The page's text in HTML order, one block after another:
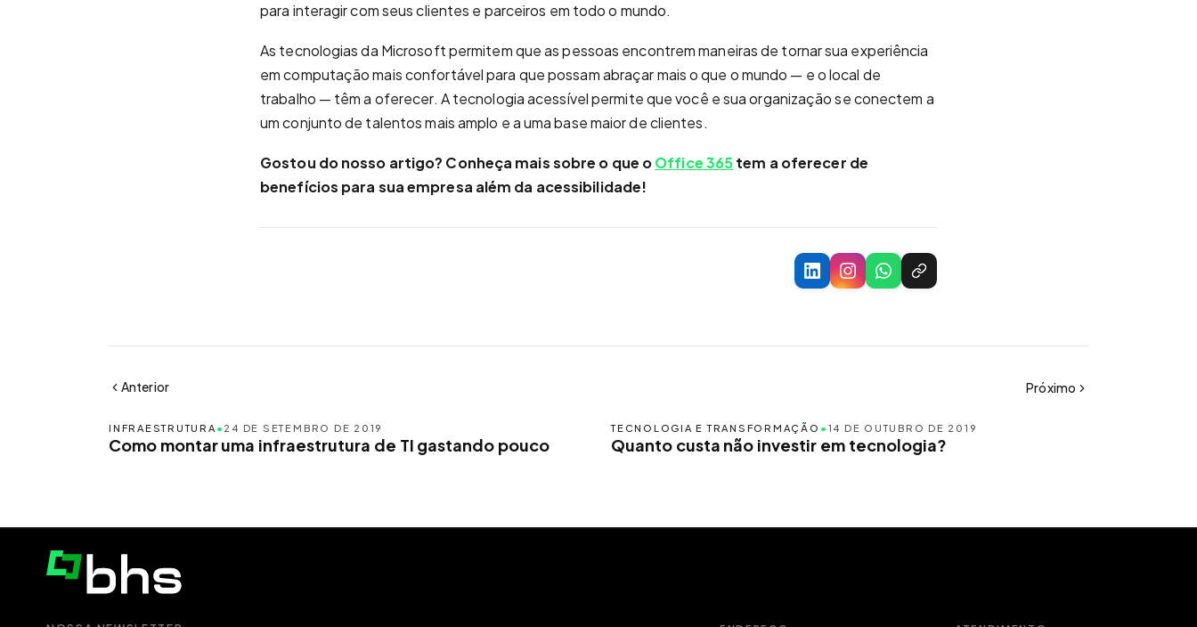
para interagir com seus clientes e parceiros em todo o mundo.
As tecnologias da Microsoft permitem que as pessoas encontrem maneiras de tornar sua experiência
em computação mais confortável para que possam abraçar mais o que o mundo — e o local de
trabalho — têm a oferecer. A tecnologia acessível permite que você e sua organização se conectem a
um conjunto de talentos mais amplo e a uma base maior de clientes.
Gostou do nosso artigo? Conheça mais sobre o que oOffice 365tem a oferecer de
benefícios para sua empresa além da acessibilidade!
Anterior Próximo
INFRAESTRUTURA • 24 DE SETEMBRO DE 2019
Como montar uma infraestrutura de TI gastando pouco
TECNOLOGIA E TRANSFORMAÇÃO • 14 DE OUTUBRO DE 2019
Quanto custa não investir em tecnologia?